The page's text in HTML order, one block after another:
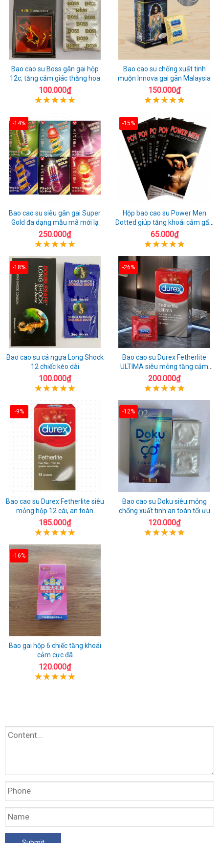
Bao cao su Boss gân gai hộp
12c, tăng cảm giác thăng hoa
100.000₫
Bao cao su chống xuất tinh
muộn Innova gai gân Malaysia
150.000₫
-14%
Bao cao su siêu gân gai Super
Gold đa dạng mẫu mã mới lạ
250.000₫
-15%
Hộp bao cao su Power Men
Dotted giúp tăng khoái cảm gấp
đôi
65.000₫
-18%
Bao cao su cá ngựa Long Shock
12 chiếc kéo dài
100.000₫
-26%
Bao cao su Durex Fetherlite
ULTIMA siêu mỏng tăng cảm
giác
200.000₫
-9%
Bao cao su Durex Fetherlite siêu
mỏng hộp 12 cái, an toàn
185.000₫
-12%
Bao cao su Doku siêu mỏng
chống xuất tinh an toàn tối ưu
120.000₫
-16%
Bao gai hộp 6 chiếc tăng khoái
cảm cực đã
120.000₫